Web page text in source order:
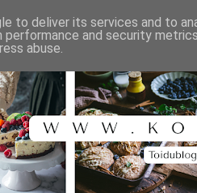
to deliver its services and to
performance and security
abuse.